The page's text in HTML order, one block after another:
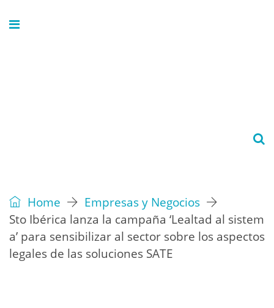
Home
Empresas y Negocios
Sto Ibérica lanza la campaña ‘Lealtad al sistem
a’ para sensibilizar al sector sobre los aspectos
legales de las soluciones SATE